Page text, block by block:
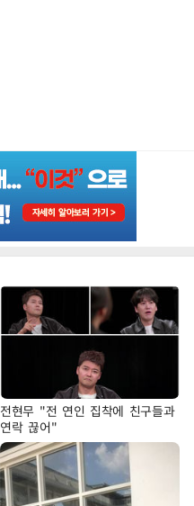
전현무 "전 연인 집착에 친구들과
연락 끊어"